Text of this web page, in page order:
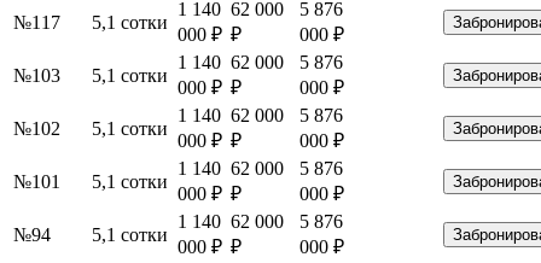
№117 5,1 сотки
1 140
000 ₽
62 000
₽
5 876
000 ₽
№103 5,1 сотки
1 140
000 ₽
62 000
₽
5 876
000 ₽
№102 5,1 сотки
1 140
000 ₽
62 000
₽
5 876
000 ₽
№101 5,1 сотки
1 140
000 ₽
62 000
₽
5 876
000 ₽
№94 5,1 сотки
1 140
000 ₽
62 000
₽
5 876
000 ₽